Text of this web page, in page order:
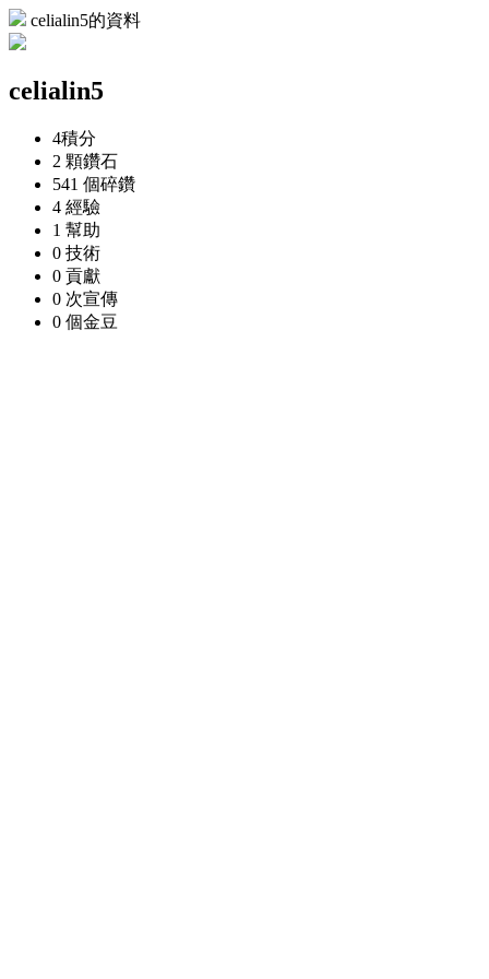
celialin5的資料
celialin5
4積分
2 顆鑽石
541 個碎鑽
4 經驗
1 幫助
0 技術
0 貢獻
0 次宣傳
0 個金豆